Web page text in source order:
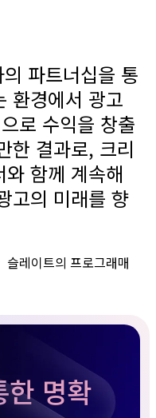
파트너십을 통
환경에서 광고
로 수익을 창출
한 결과로, 크리
함께 계속해
고의 미래를 향
슬레이트의 프로그래매
한 명확